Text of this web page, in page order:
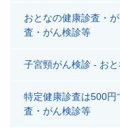
おとなの健康診査・
査・がん検診等
子宮頸がん検診 - お
特定健康診査は500
査・がん検診等